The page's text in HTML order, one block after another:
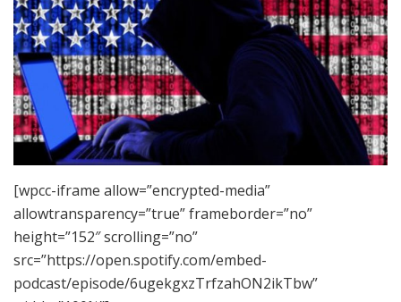
[wpcc-iframe allow=”encrypted-media”
allowtransparency=”true” frameborder=”no”
height=”152″ scrolling=”no”
src=”https://open.spotify.com/embed-
podcast/episode/6ugekgxzTrfzahON2ikTbw”